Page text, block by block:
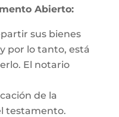
Abierto:
sus bienes
por lo tanto, está
El notario
de la
testamento.